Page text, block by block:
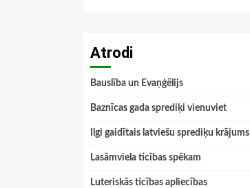
Atrodi
Bauslība un Evaņģēlijs
Baznīcas gada sprediķi vienuviet
Ilgi gaidītais latviešu sprediķu krājums
Lasāmviela ticības spēkam
Luteriskās ticības apliecības